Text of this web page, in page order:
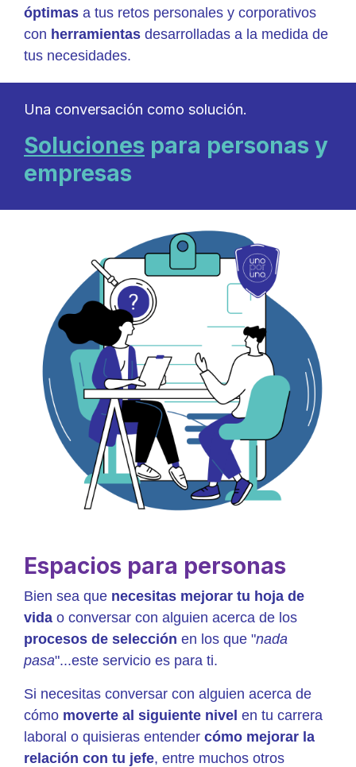
óptimas a tus retos personales y corporativos
con herramientas desarrolladas a la medida de
tus necesidades.
Una conversación como solución.
Soluciones para personas y
empresas
Espacios para personas
Bien sea que necesitas mejorar tu hoja de
vida o conversar con alguien acerca de los
procesos de selección en los que "nada
pasa"...este servicio es para ti.
Si necesitas conversar con alguien acerca de
cómo moverte al siguiente nivel en tu carrera
laboral o quisieras entender cómo mejorar la
relación con tu jefe, entre muchos otros